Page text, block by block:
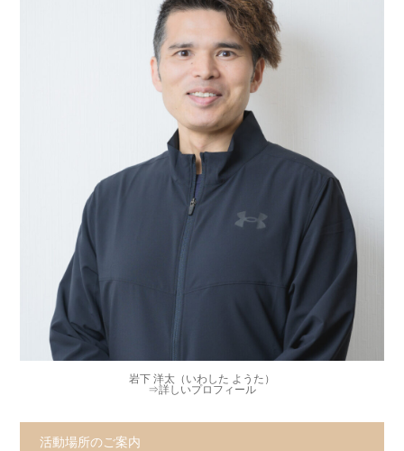
岩下 洋太（いわした ようた）
⇒詳しいプロフィール
活動場所のご案内